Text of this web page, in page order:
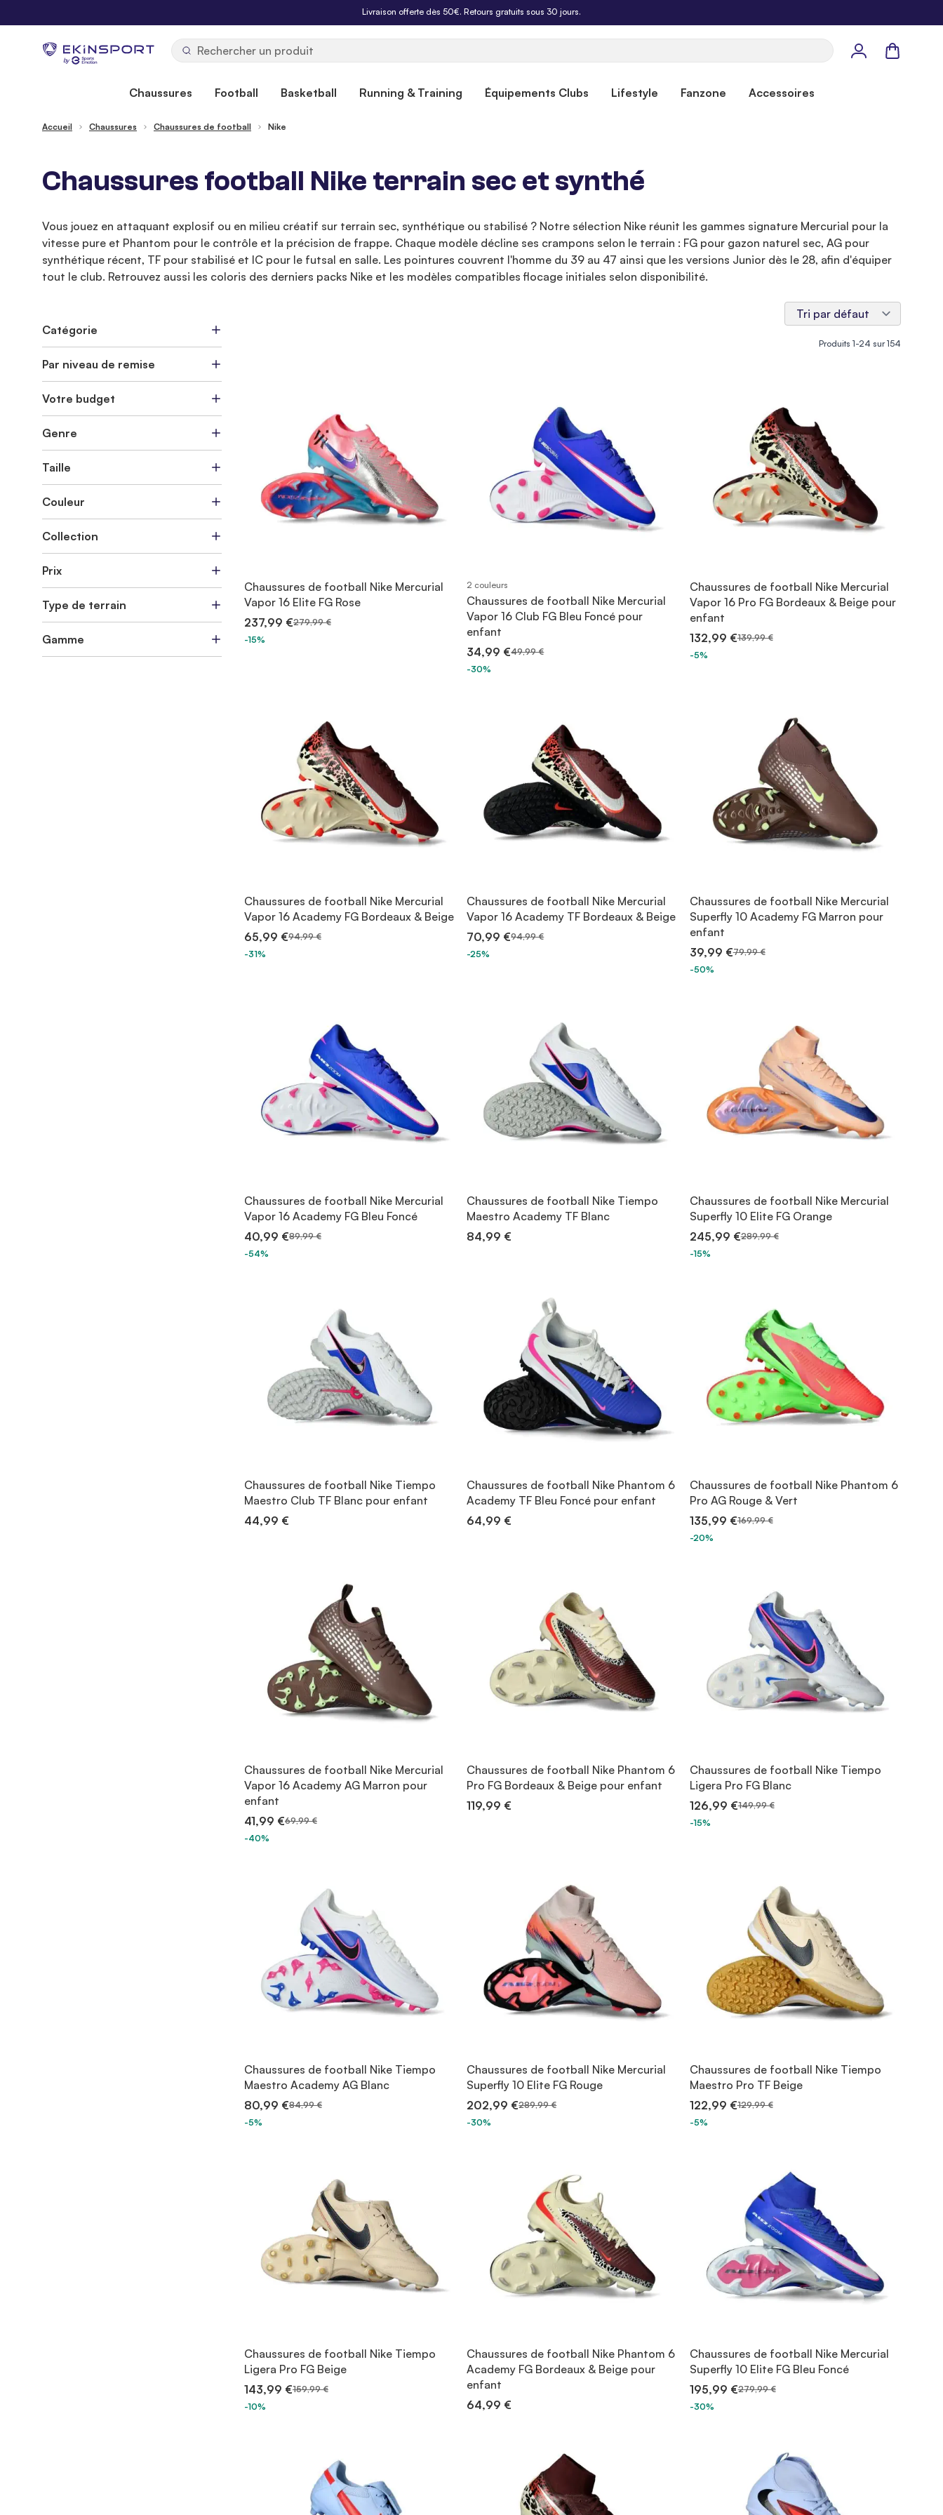
Équipez votre club avec la collection Nike Park 26 >
by
Panier
Chaussures Football Basketball Running & Training Équipements Clubs Lifestyle Fanzone Accessoires
Accueil Chaussures Chaussures de football Nike
Chaussures football Nike terrain sec et synthé
Vous jouez en attaquant explosif ou en milieu créatif sur terrain sec, synthétique ou stabilisé ? Notre sélection Nike réunit les gammes signature Mercurial pour la
vitesse pure et Phantom pour le contrôle et la précision de frappe. Chaque modèle décline ses crampons selon le terrain : FG pour gazon naturel sec, AG pour
synthétique récent, TF pour stabilisé et IC pour le futsal en salle. Les pointures couvrent l'homme du 39 au 47 ainsi que les versions Junior dès le 28, afin d'équiper
tout le club. Retrouvez aussi les coloris des derniers packs Nike et les modèles compatibles flocage initiales selon disponibilité.
Produits 1-24 sur154
Chaussures de football Nike Mercurial
Vapor 16 Elite FG Rose
237,99 €279,99 €
-15%
2 couleurs
Chaussures de football Nike Mercurial
Vapor 16 Club FG Bleu Foncé pour
enfant
34,99 €49,99 €
-30%
Chaussures de football Nike Mercurial
Vapor 16 Pro FG Bordeaux & Beige pour
enfant
132,99 €139,99 €
-5%
Chaussures de football Nike Mercurial
Vapor 16 Academy FG Bordeaux & Beige
65,99 €94,99 €
-31%
Chaussures de football Nike Mercurial
Vapor 16 Academy TF Bordeaux & Beige
70,99 €94,99 €
-25%
Chaussures de football Nike Mercurial
Superfly 10 Academy FG Marron pour
enfant
39,99 €79,99 €
-50%
Chaussures de football Nike Mercurial
Vapor 16 Academy FG Bleu Foncé
40,99 €89,99 €
-54%
Chaussures de football Nike Tiempo
Maestro Academy TF Blanc
84,99 €
Chaussures de football Nike Mercurial
Superfly 10 Elite FG Orange
245,99 €289,99 €
-15%
Chaussures de football Nike Tiempo
Maestro Club TF Blanc pour enfant
44,99 €
Chaussures de football Nike Phantom 6
Academy TF Bleu Foncé pour enfant
64,99 €
Chaussures de football Nike Phantom 6
Pro AG Rouge & Vert
135,99 €169,99 €
-20%
Chaussures de football Nike Mercurial
Vapor 16 Academy AG Marron pour
enfant
41,99 €69,99 €
-40%
Chaussures de football Nike Phantom 6
Pro FG Bordeaux & Beige pour enfant
119,99 €
Chaussures de football Nike Tiempo
Ligera Pro FG Blanc
126,99 €149,99 €
-15%
Chaussures de football Nike Tiempo
Maestro Academy AG Blanc
80,99 €84,99 €
-5%
Chaussures de football Nike Mercurial
Superfly 10 Elite FG Rouge
202,99 €289,99 €
-30%
Chaussures de football Nike Tiempo
Maestro Pro TF Beige
122,99 €129,99 €
-5%
Chaussures de football Nike Tiempo
Ligera Pro FG Beige
143,99 €159,99 €
-10%
Chaussures de football Nike Phantom 6
Academy FG Bordeaux & Beige pour
enfant
64,99 €
Chaussures de football Nike Mercurial
Superfly 10 Elite FG Bleu Foncé
195,99 €279,99 €
-30%
Catégorie
Par niveau de remise
Votre budget
Genre
Taille
Couleur
Collection
Prix
Type de terrain
Gamme